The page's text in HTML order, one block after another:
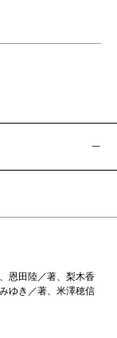
恩田陸／著、梨木香
ゆき／著、米澤穂信